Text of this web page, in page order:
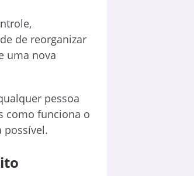
de reorganizar
uma nova
pessoa
como funciona o
possível.